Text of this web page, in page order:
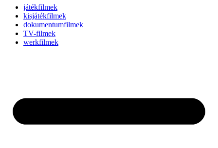
játékfilmek
kisjátékfilmek
dokumentumfilmek
TV-filmek
werkfilmek